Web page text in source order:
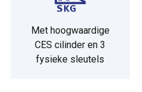
Met hoogwaardige
CES cilinder en 3
fysieke sleutels